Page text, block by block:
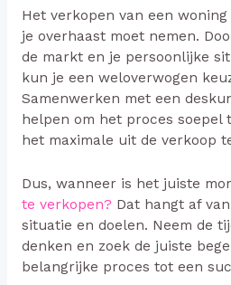
Het verkopen van een
je overhaast moet nemen.
de markt en je persoonlijke
kun je een weloverwogen
Samenwerken met een
helpen om het proces soepel
het maximale uit de verkoop
Dus, wanneer is het juiste
te verkopen?Dat hangt af
situatie en doelen. Neem de
denken en zoek de juiste
belangrijke proces tot een